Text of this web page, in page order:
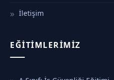
İletişim
EĞITIMLERIMIZ